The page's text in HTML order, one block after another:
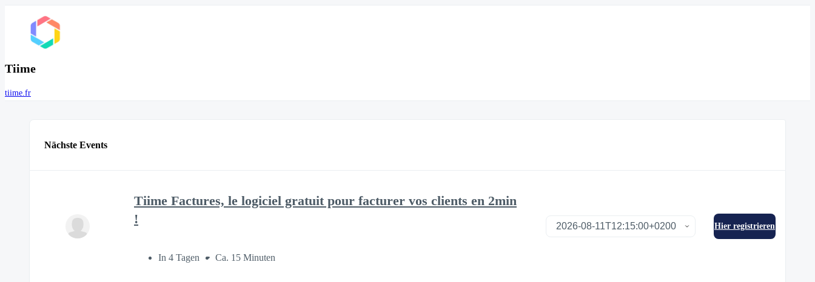
Tiime
tiime.fr
Nächste Events
Tiime Factures, le logiciel gratuit pour facturer vos clients en 2min
!
In 4 Tagen Ca. 15 Minuten
Hier registrieren